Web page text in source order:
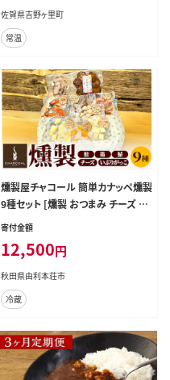
佐賀県吉野ヶ里町
常温
燻製屋チャコール 簡単カナッペ燻製
9種セット [燻製 おつまみ チーズ 総
菜 燻製セット 食べ比べ 詰合せ 燻製
寄付金額
12,500円
秋田県由利本荘市
冷蔵